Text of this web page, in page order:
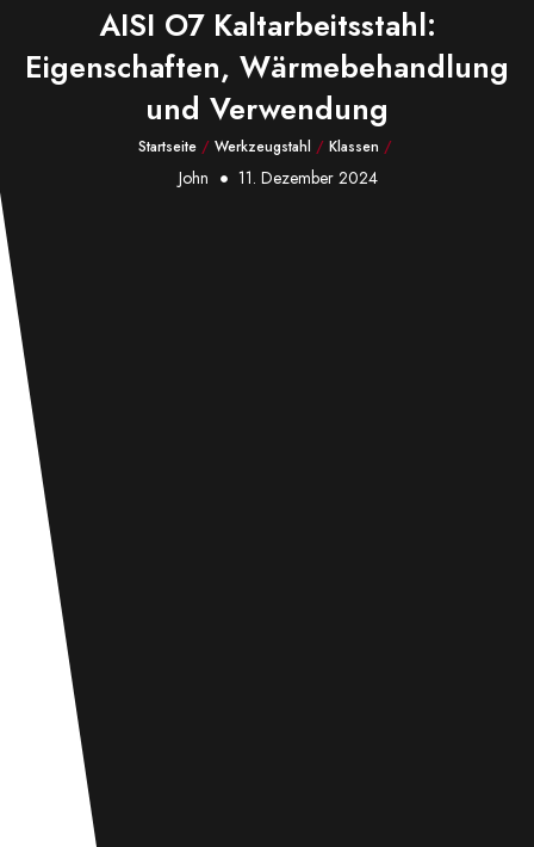
AISI O7 Kaltarbeitsstahl:
Eigenschaften, Wärmebehandlung
und Verwendung
Startseite/ Werkzeugstahl / Klassen /
John 11. Dezember 2024